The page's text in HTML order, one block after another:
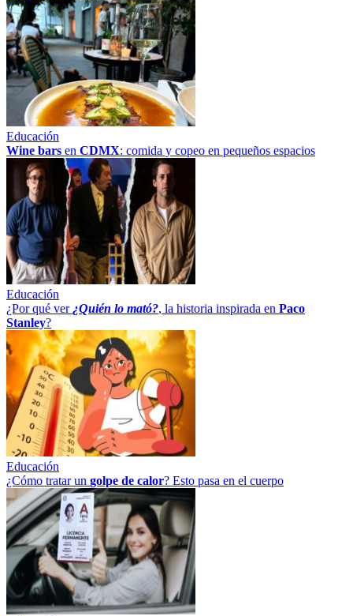
Educación
Wine bars en CDMX: comida y copeo en pequeños espacios
Educación
¿Por qué ver ¿Quién lo mató?, la historia inspirada en Paco
Stanley?
Educación
¿Cómo tratar un golpe de calor? Esto pasa en el cuerpo